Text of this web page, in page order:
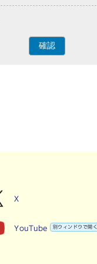
確認
X
YouTube 別ウィンドウで開く